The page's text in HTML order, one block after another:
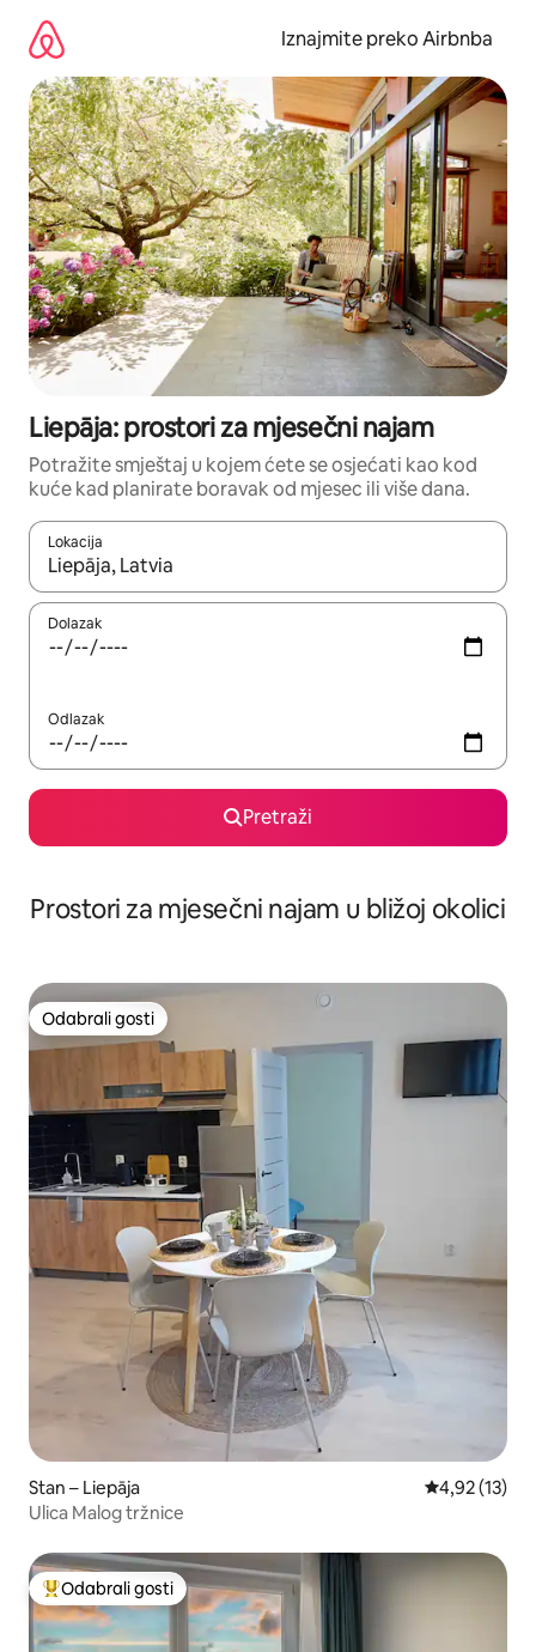
sadržaj
Iznajmite preko Airbnba
Liepāja: prostori za mjesečni najam
Potražite smještaj u kojem ćete se osjećati kao kod
kuće kad planirate boravak od mjesec ili više dana.
Lokacija
Kada budu dostupni rezultati, moći ćete ih pregledati
Dolazak
Odlazak
Pretraži
Prostori za mjesečni najam u bližoj okolici
Odabrali gosti
Odabrali gosti
Stan – Liepāja Prosječna
4,92 (13)
Ulica Malog tržnice
Među najviše rangiranima s oznakom „Odabrali gosti”
Odabrali gosti